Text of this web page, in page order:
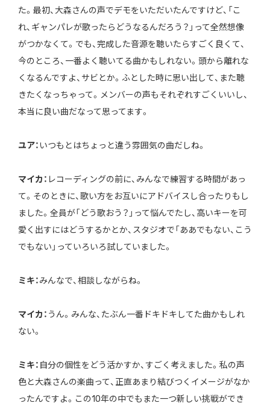
た。最初、大森さんの声でデモをいただいたんですけど、「こ
れ、ギャンパレが歌ったらどうなるんだろう？」って全然想像
がつかなくて。でも、完成した音源を聴いたらすごく良くて、
今のところ、一番よく聴いてる曲かもしれない。頭から離れな
くなるんですよ、サビとか。ふとした時に思い出して、また聴
きたくなっちゃって。メンバーの声もそれぞれすごくいいし、
本当に良い曲だなって思ってます。
ユア：いつもとはちょっと違う雰囲気の曲だしね。
マイカ： レコーディングの前に、みんなで練習する時間があっ
て。そのときに、歌い方をお互いにアドバイスし合ったりもし
ました。全員が「どう歌おう？」って悩んでたし、高いキーを可
愛く出すにはどうするかとか、スタジオで「ああでもない、こう
でもない」っていろいろ試していました。
ミキ：みんなで、相談しながらね。
マイカ： うん。みんな、たぶん一番ドキドキしてた曲かもしれ
ない。
ミキ： 自分の個性をどう活かすか、すごく考えました。私の声
色と大森さんの楽曲って、正直あまり結びつくイメージがなか
ったんですよ。この10年の中でもまた一つ新しい挑戦ができ